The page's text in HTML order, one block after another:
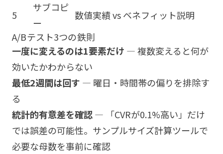
5
サブコピ
ー
数値実績 vs ベネフィット説明
A/Bテスト3つの鉄則
一度に変えるのは1要素だけ — 複数変えると何が
効いたかわからない
最低2週間は回す — 曜日・時間帯の偏りを排除す
る
統計的有意差を確認— 「CVRが0.1%高い」だけ
では誤差の可能性。サンプルサイズ計算ツールで
必要な母数を事前に確認